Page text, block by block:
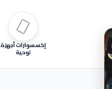
إكسسوارات أجهزة
لوحية